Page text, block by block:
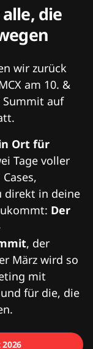
die
wir zurück
am 10. &
Summit auf
Ort für
Tage voller
direkt in deine
Der
, der
März wird so
mit
für die, die